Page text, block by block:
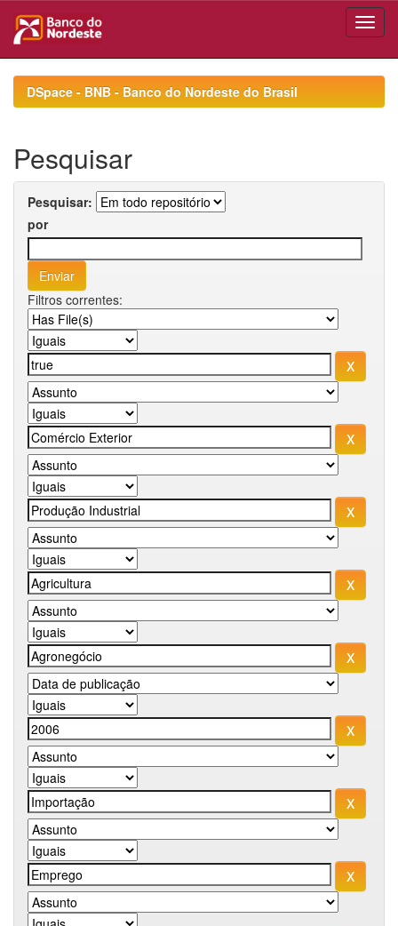
navigationDSpace - BNB - Banco do Nordeste do Brasil
Pesquisar
Pesquisar:
por
Filtros correntes: